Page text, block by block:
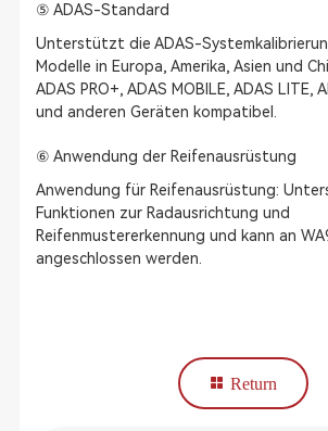
⑤ ADAS-Standard
Unterstützt die ADAS-
Modelle in Europa, Amerika, Asien und
ADAS PRO+, ADAS MOBILE, ADAS LITE,
und anderen Geräten kompatibel.
⑥ Anwendung der Reifenausrüstung
Anwendung für Reifenausrüstung:
Funktionen zur Radausrichtung und
Reifenmustererkennung und kann an
angeschlossen werden.
Return